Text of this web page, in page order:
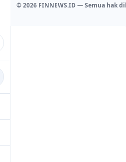
© 2026 FINNEWS.ID — Semua hak